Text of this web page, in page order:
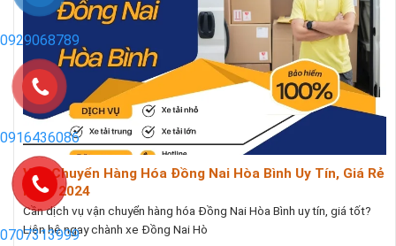
Vận Chuyển Hàng Hóa Đồng Nai Hòa Bình Uy Tín, Giá Rẻ
Nhất 2024
Cần dịch vụ vận chuyển hàng hóa Đồng Nai Hòa Bình uy tín, giá tốt?
Liên hệ ngay chành xe Đồng Nai Hò
0929068789
0916436086
0707313999